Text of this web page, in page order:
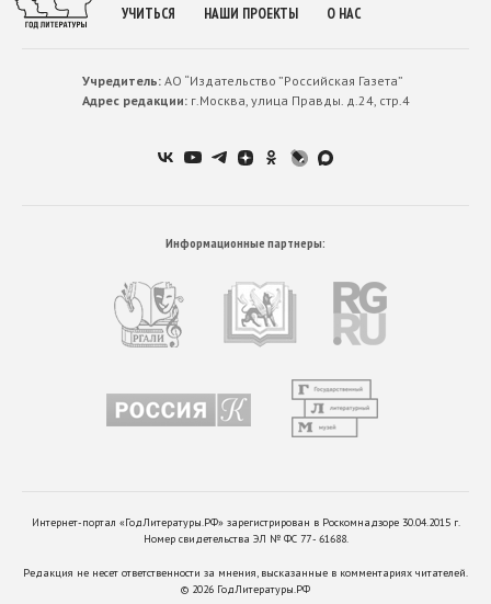
УЧИТЬСЯ
НАШИ ПРОЕКТЫ О НАС
Учредитель:АО “Издательство ”Российская Газета”
Адрес редакции:г.Москва, улица Правды. д.24, стр.4
Информационные партнеры:
Интернет-портал «ГодЛитературы.РФ» зарегистрирован в Роскомнадзоре 30.04.2015 г.
Номер свидетельства ЭЛ № ФС 77 - 61688.
Редакция не несет ответственности за мнения, высказанные в комментариях читателей.
© 2026 ГодЛитературы.РФ